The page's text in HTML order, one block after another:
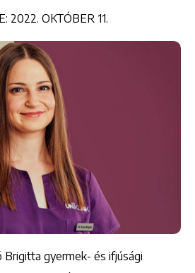
2022. OKTÓBER 11.
Brigitta gyermek- és ifjúsági